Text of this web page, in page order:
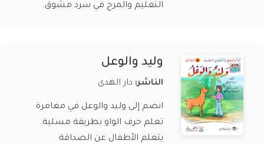
التعليم والمرح في سرد مشوق.
وليد والوعل
الناشر: دار الهدى
انضم إلى وليد والوعل في مغامرة
تعلم حرف الواو بطريقة مسلية.
يتعلم الأطفال عن الصداقة